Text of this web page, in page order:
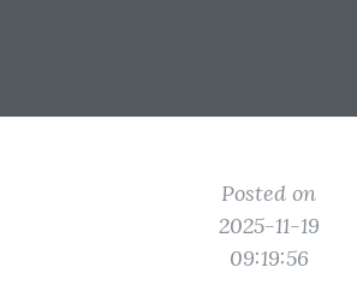
Posted on
2025-11-19
09:19:56